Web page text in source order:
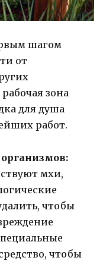
шагом
от
зона
для душа
работ.
мхи,
чтобы
чтобы